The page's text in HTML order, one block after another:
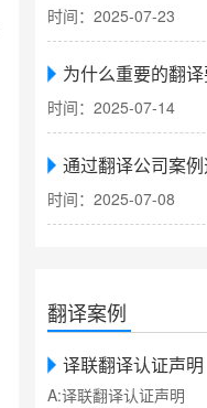
时间：2025-07-23
为什么重要的翻译
时间：2025-07-14
通过翻译公司案
时间：2025-07-08
翻译案例
译联翻译认证声明
A:译联翻译认证声明